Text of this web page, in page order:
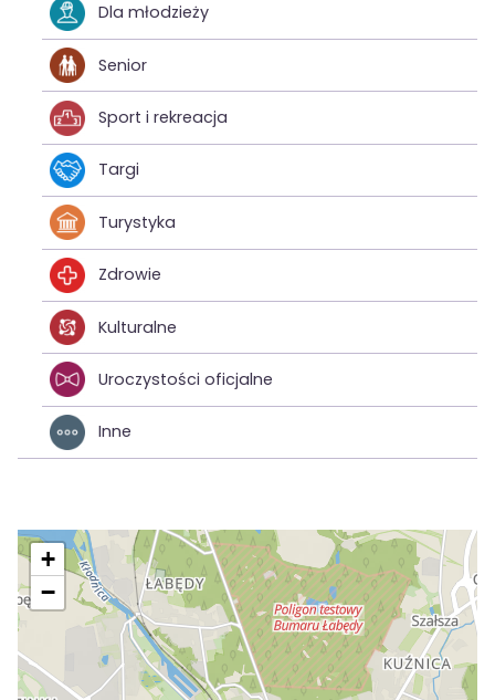
Dla młodzieży
Senior
Sport i rekreacja
Targi
Turystyka
Zdrowie
Kulturalne
Uroczystości oficjalne
Inne
+
−